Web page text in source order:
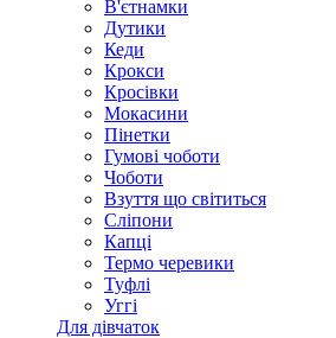
В'єтнамки
Дутики
Кеди
Крокси
Кросівки
Мокасини
Пінетки
Гумові чоботи
Чоботи
Взуття що світиться
Сліпони
Капці
Термо черевики
Туфлі
Уггі
Для дівчаток